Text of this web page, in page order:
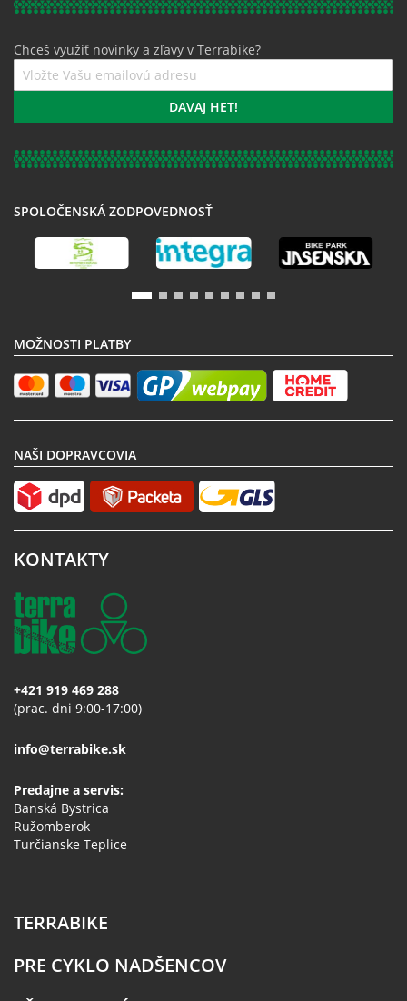
Chceš využiť novinky a zľavy v Terrabike?
Prihláste
sa
odberu
DAVAJ HET!
SPOLOČENSKÁ ZODPOVEDNOSŤ
MOŽNOSTI PLATBY
NAŠI DOPRAVCOVIA
KONTAKTY
+421 919 469 288
(prac. dni 9:00-17:00)
info@terrabike.sk
Predajne a servis:
Banská Bystrica
Ružomberok
Turčianske Teplice
TERRABIKE
PRE CYKLO NADŠENCOV